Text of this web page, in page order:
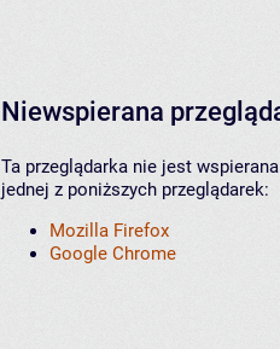
Niewspierana
Ta przeglądarka nie jest
jednej z poniższych przeglądarek:
Mozilla Firefox
Google Chrome